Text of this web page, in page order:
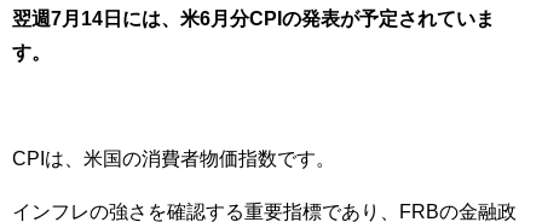
翌週7月14日には、米6月分CPIの発表が予定されていま
す。
CPIは、米国の消費者物価指数です。
インフレの強さを確認する重要指標であり、FRBの金融政